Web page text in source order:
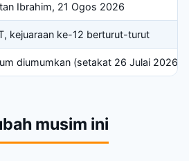
Ibrahim, 21 Ogos 2026
kejuaraan ke-12 berturut-turut
diumumkan (setakat 26 Julai 2026)
musim ini